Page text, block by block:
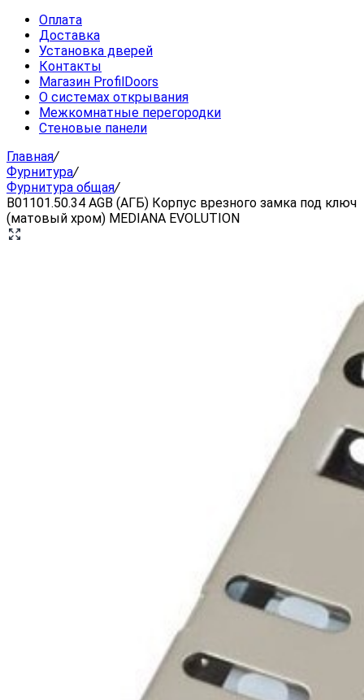
Оплата
Доставка
Установка дверей
Контакты
Магазин ProfilDoors
О системах открывания
Межкомнатные перегородки
Стеновые панели
Главная/
Фурнитура/
Фурнитура общая/
B01101.50.34 AGB (АГБ) Корпус врезного замка под ключ
(матовый хром) MEDIANA EVOLUTION